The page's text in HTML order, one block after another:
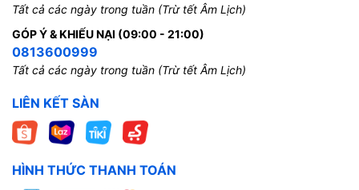
Tất cả các ngày trong tuần (Trừ tết Âm Lịch)
GÓP Ý & KHIẾU NẠI (09:00 - 21:00)
0813600999
Tất cả các ngày trong tuần (Trừ tết Âm Lịch)
LIÊN KẾT SÀN
HÌNH THỨC THANH TOÁN